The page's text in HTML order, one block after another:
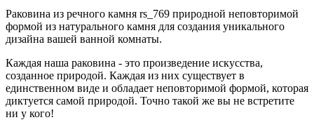
Раковина из речного камня rs_769 природной неповторимой
формой из натурального камня для создания уникального
дизайна вашей ванной комнаты.
Каждая наша раковина - это произведение искусства,
созданное природой. Каждая из них существует в
единственном виде и обладает неповторимой формой, которая
диктуется самой природой. Точно такой же вы не встретите
ни у кого!